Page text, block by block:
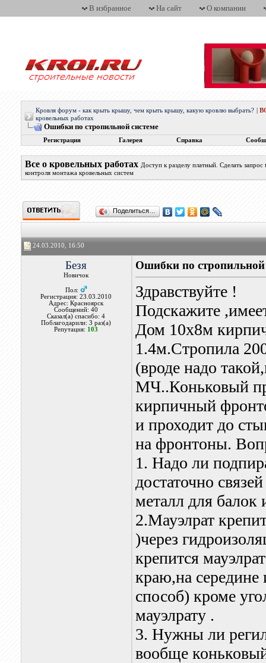
В избранное На сайт О компании
Кровля форум - как крыть крышу, чем крыть крышу, какую кровлю выбрать?
кровельных работах
Ошибки по стропильной системе
Регистрация Галерея Справка
Все о кровельных работах Доступ к разделу платный. Сделать
контроля монтажа кровельных систем
Поделиться…
24.03.2010, 16:50
Безя
Новичок
Пол:
Регистрация: 23.03.2010
Адрес: Красноярск
Сообщений: 40
Сказал(а) спасибо: 4
Поблагодарили: 3 раз(а)
Репутация: 103
Ошибки по стропильной
Здравствуйте !
Подскажите
Дом 10х8м
1.4м.Стропила
(вроде надо
МЧ..Коньковый
кирпичный
и проходит до
на фронтоны.
1. Надо ли
достаточно
металл для балок
2.Мауэлрат
)через
крепится
краю,на
способ) кроме
мауэлрату .
3. Нужны ли
вообще